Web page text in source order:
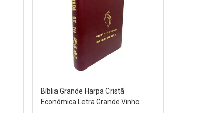
Bíblia Grande Harpa Cristã
Econômica Letra Grande Vinho